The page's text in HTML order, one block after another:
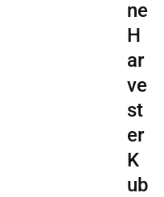
ne
H
ar
ve
st
er
K
ub